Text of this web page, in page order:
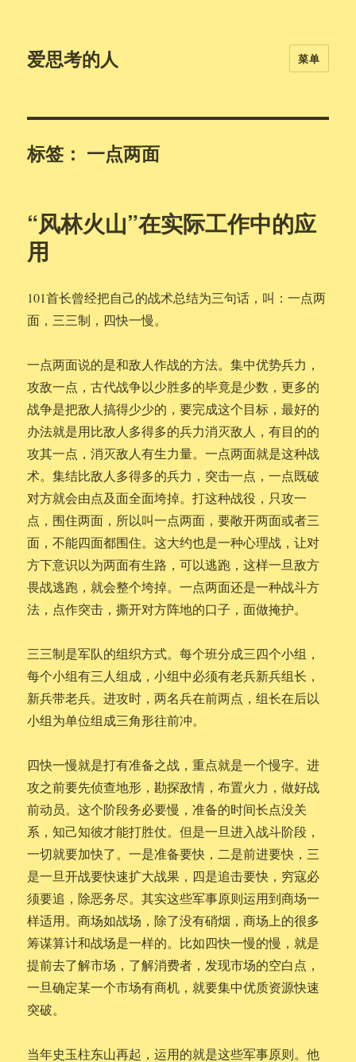
爱思考的人 菜单
标签： 一点两面
“风林火山”在实际工作中的应
用
101首长曾经把自己的战术总结为三句话，叫：一点两
面，三三制，四快一慢。
一点两面说的是和敌人作战的方法。集中优势兵力，
攻敌一点，古代战争以少胜多的毕竟是少数，更多的
战争是把敌人搞得少少的，要完成这个目标，最好的
办法就是用比敌人多得多的兵力消灭敌人，有目的的
攻其一点，消灭敌人有生力量。一点两面就是这种战
术。集结比敌人多得多的兵力，突击一点，一点既破
对方就会由点及面全面垮掉。打这种战役，只攻一
点，围住两面，所以叫一点两面，要敞开两面或者三
面，不能四面都围住。这大约也是一种心理战，让对
方下意识以为两面有生路，可以逃跑，这样一旦敌方
畏战逃跑，就会整个垮掉。一点两面还是一种战斗方
法，点作突击，撕开对方阵地的口子，面做掩护。
三三制是军队的组织方式。每个班分成三四个小组，
每个小组有三人组成，小组中必须有老兵新兵组长，
新兵带老兵。进攻时，两名兵在前两点，组长在后以
小组为单位组成三角形往前冲。
四快一慢就是打有准备之战，重点就是一个慢字。进
攻之前要先侦查地形，勘探敌情，布置火力，做好战
前动员。这个阶段务必要慢，准备的时间长点没关
系，知己知彼才能打胜仗。但是一旦进入战斗阶段，
一切就要加快了。一是准备要快，二是前进要快，三
是一旦开战要快速扩大战果，四是追击要快，穷寇必
须要追，除恶务尽。其实这些军事原则运用到商场一
样适用。商场如战场，除了没有硝烟，商场上的很多
筹谋算计和战场是一样的。比如四快一慢的慢，就是
提前去了解市场，了解消费者，发现市场的空白点，
一旦确定某一个市场有商机，就要集中优质资源快速
突破。
当年史玉柱东山再起，运用的就是这些军事原则。他